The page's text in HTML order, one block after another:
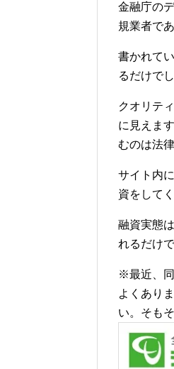
金融庁の
規業者で
書かれて
るだけでし
クオリテ
に見えま
むのは法
サイト内
資をして
融資実態
れるだけで
※最近、
よくあり
い。そも